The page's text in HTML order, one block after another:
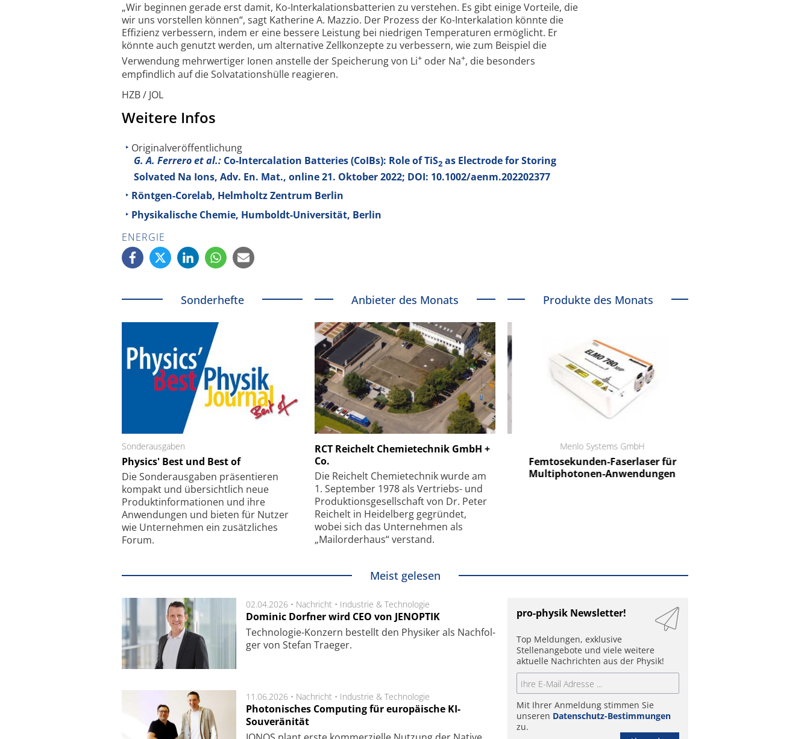
„Wir beginnen gerade erst damit, Ko-Interkalations­batterien zu verstehen. Es gibt einige Vorteile, die
wir uns vorstellen können“, sagt Katherine A. Mazzio. Der Prozess der Ko-Inter­kalation könnte die
Effizienz verbessern, indem er eine bessere Leistung bei niedrigen Temperaturen ermöglicht. Er
könnte auch genutzt werden, um alternative Zell­konzepte zu verbessern, wie zum Beispiel die
Verwendung mehrwertiger Ionen anstelle der Speicherung von Li+ oder Na+, die besonders
empfindlich auf die Solvatations­hülle reagieren.
HZB / JOL
Weitere Infos
Originalveröffentlichung
G. A. Ferrero et al.: Co-Intercalation Batteries (CoIBs): Role of TiS2 as Electrode for Storing
Solvated Na Ions, Adv. En. Mat., online 21. Oktober 2022; DOI: 10.1002/aenm.202202377
Röntgen-Corelab, Helmholtz Zentrum Berlin
Physikalische Chemie, Humboldt-Universität, Berlin
ENERGIE
Sonderhefte
Sonderausgaben
Physics' Best und Best of
Die Sonder­ausgaben präsentieren
kompakt und übersichtlich neue
Produkt­informationen und ihre
Anwendungen und bieten für Nutzer
wie Unternehmen ein zusätzliches
Forum.
Anbieter des Monats
RCT Reichelt Chemietechnik GmbH +
Co.
Die Reichelt Chemietechnik wurde am
1. September 1978 als Vertriebs- und
Produktionsgesellschaft von Dr. Peter
Reichelt in Heidelberg gegründet,
wobei sich das Unternehmen als
„Mailorderhaus“ verstand.
Produkte des Monats
Faserkoppler mit Super-
Feinfokussierungsmechanismus
SmarAct GmbH
kleinstem Raum
Menlo Systems GmbH
Femtosekunden-Faserlaser für
Multiphotonen-Anwendungen
Meist gelesen
02.04.2026 • Nachricht • Industrie & Technologie
Dominic Dorfner wird CEO von JENOPTIK
Techno­logie-Konzern be­stellt den Phy­si­ker als Nach­fol­
ger von Ste­fan Trae­ger.
11.06.2026 • Nachricht • Industrie & Technologie
Photonisches Computing für europäische KI-
Souveränität
pro-physik Newsletter!
Top Meldungen, exklusive
Stellenangebote und viele weitere
aktuelle Nachrichten aus der Physik!
Mit Ihrer Anmeldung stimmen Sie
unseren Datenschutz-Bestimmungen
zu.